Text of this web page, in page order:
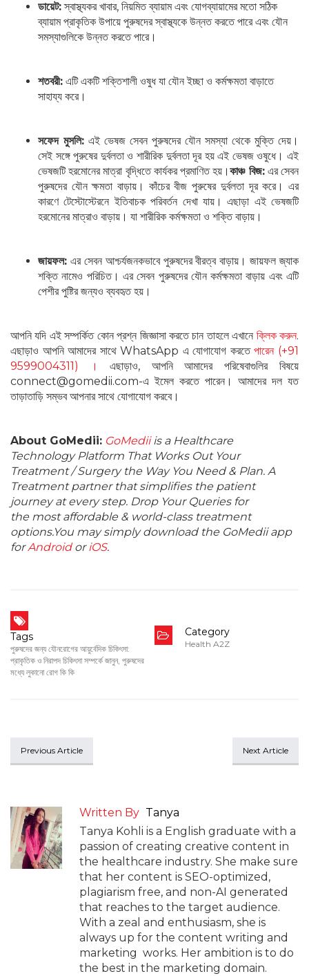
ডায়েট:স্বাস্থ্যকর খাবার, নিয়মিত ব্যায়াম এবং যোগব্যায়ামের মতো সঠিক
ব্যায়াম প্রাকৃতিক উপায়ে পুরুষদের স্বাস্থ্যকে উন্নত করতে পারে এবং যৌন
সমস্যাগুলিকে উন্নত করতে পারে।
শতবরী: এটি একটি শক্তিশালী ওষুধ যা যৌন ইচ্ছা ও কর্মক্ষমতা বাড়াতে
সাহায্য করে।
সফেদ মুসলি: এই ভেষজ সেবন পুরুষদের যৌন সমস্যা থেকে মুক্তি দেয়।
সেই সঙ্গে পুরুষের দুর্বলতা ও শারীরিক দুর্বলতা দূর হয় এই ভেষজ ওষুধে। এই
ভেষজটি হরমোনের মাত্রা বৃদ্ধিতে কার্যকর প্রমাণিত হয়।কাঞ্চ বিজ:এর সেবন
পুরুষদের যৌন ক্ষমতা বাড়ায়। কাঁচের বীজ পুরুষের দুর্বলতা দূর করে। এর
কারণে টেস্টোস্টেরনে ইতিবাচক পরিবর্তন দেখা যায়। এছাড়া এই ভেষজটি
হরমোনের মাত্রাও বাড়ায়। যা শারীরিক কর্মক্ষমতা ও শক্তি বাড়ায়।
জায়ফল: এর সেবন আশ্চর্যজনকভাবে পুরুষদের বীরত্ব বাড়ায়। জায়ফল জ্যাক
শক্তি নামেও পরিচিত। এর সেবন পুরুষদের যৌন কর্মক্ষমতা বাড়ায় এবং এটি
পেশীর পুষ্টির জন্যও ব্যবহৃত হয়।
আপনি যদি এই সম্পর্কিত কোন প্রশ্ন জিজ্ঞাসা করতে চান তাহলে এখানে ক্লিক করুন.
এছাড়াও আপনি আমাদের সাথে WhatsApp এ যোগাযোগ করতেপারেন (+91
9599004311) ।
এছাড়াও, আপনি আমাদের পরিষেবাগুলির বিষয়ে
connect@gomedii.com-এ ইমেল করতে পারেন। আমাদের দল যত
তাড়াতাড়ি সম্ভব আপনার সাথে যোগাযোগ করবে।
About GoMedii: GoMediiis a Healthcare
Technology Platform That Works Out Your
Treatment / Surgery the Way You Need & Plan. A
Treatment partner that simplifies the patient
journey at every step. Drop Your Queries for
the most affordable & world-class treatment
options.You may simply download the GoMedii app
forAndroidoriOS.
Tags
পুরুষদের জন্য যৌনরোগের আয়ুর্বেদিক চিকিৎসা:
প্রাকৃতিক ও নিরাপদ চিকিৎসা সম্পর্কে জানুন, পুরুষদের
মধ্যে লুকানো রোগ কি কি
Category
Health A2Z
Previous Article Next Article
Written By Tanya
Tanya Kohli is a English graduate with a
passion of creating creative content in
the healthcare industry. She make sure
that her content is SEO-optimized,
plagiarism free, and non-AI generated
that reaches to the target audience.
With a zeal and enthusiasm, she is
always up for the content writing and
marketing works. Her ambition is to do
the best in the marketing domain.